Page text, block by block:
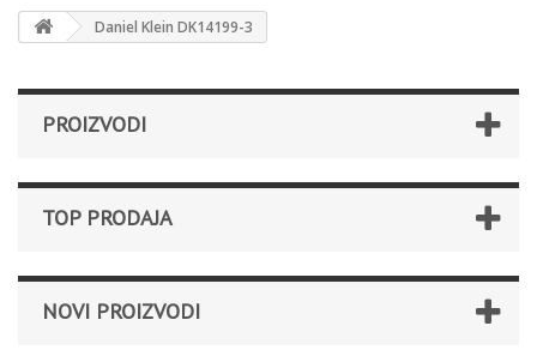
Daniel Klein DK14199-3
PROIZVODI
TOP PRODAJA
NOVI PROIZVODI